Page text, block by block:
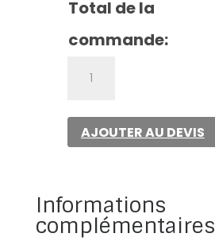
Total de la
commande:
compass
padded
AJOUTER AU DEVIS
Informations
complémentaires